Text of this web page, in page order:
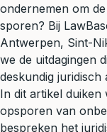
ondernemen om
sporen? Bij
Antwerpen, Sint-
we de uitdagingen
deskundig juridisch
In dit artikel duiken
opsporen van
bespreken het